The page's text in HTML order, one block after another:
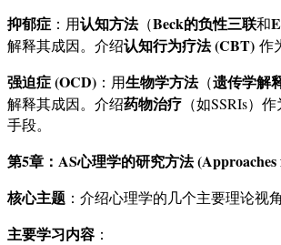
抑郁症 ：用认知方法（Beck的负性三联和
解释其成因。介绍认知行为疗法 (CBT) 作
强迫症 (OCD) ：用生物学方法（遗传学解
解释其成因。介绍药物治疗 （如SSRIs）
手段。
第5章：AS心理学的研究方法 (Approaches
核心主题 ：介绍心理学的几个主要理论视角
主要学习内容 ：